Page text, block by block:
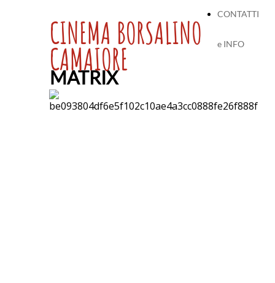
CONTATTI
e INFO
CINEMA BORSALINO
CAMAIORE
MATRIX